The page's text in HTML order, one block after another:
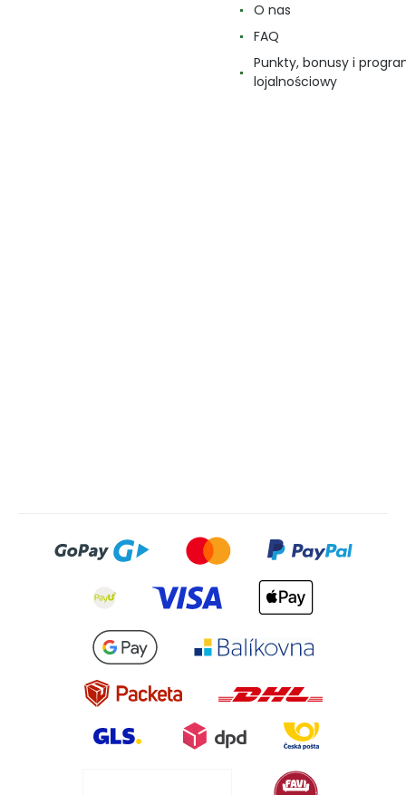
O nas
FAQ
Punkty, bonusy i
lojalnościowy